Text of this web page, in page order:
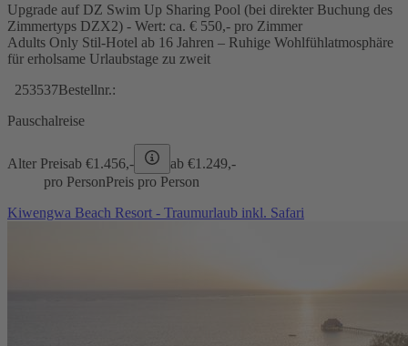
Upgrade auf DZ Swim Up Sharing Pool (bei direkter Buchung des
Zimmertyps DZX2) - Wert: ca. € 550,- pro Zimmer
Adults Only Stil-Hotel ab 16 Jahren – Ruhige Wohlfühlatmosphäre
für erholsame Urlaubstage zu zweit
253537Bestellnr.:
Pauschalreise
Alter Preisab €1.456,- ab €1.249,-
pro PersonPreis pro Person
Kiwengwa Beach Resort - Traumurlaub inkl. Safari